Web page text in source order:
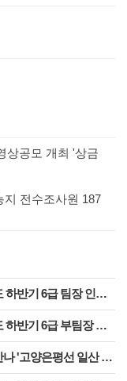
상공모 개최 '상금
지 전수조사원 187
급 팀장 인사발령 사항'
팀장 이하 인사발령 사항'
선 일산 연장 반영' 등 요청